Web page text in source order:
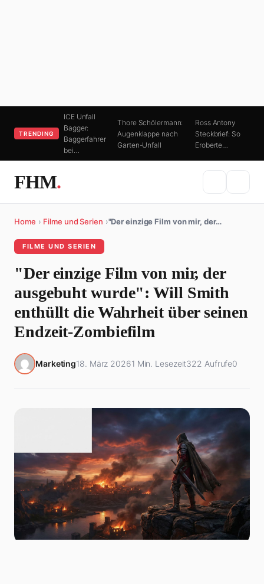
TRENDING
ICE Unfall
Bagger:
Baggerfahrer
bei…
Thore Schölermann:
Augenklappe nach
Garten-Unfall
Ross Antony
Steckbrief: So
Eroberte…
FHM.
Home › Filme und Serien ›"Der einzige Film von mir, der…
FILME UND SERIEN
"Der einzige Film von mir, der
ausgebuht wurde": Will Smith
enthüllt die Wahrheit über seinen
Endzeit-Zombiefilm
Marketing18. März 20261 Min. Lesezeit322 Aufrufe0